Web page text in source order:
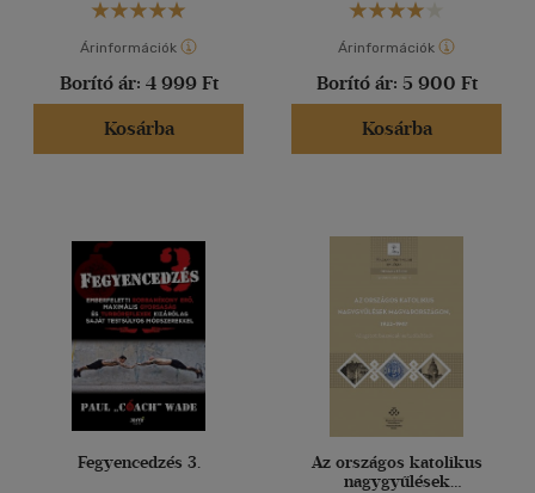
Árinformációk
Borító ár: 4 999 Ft
Kosárba
Árinformációk
Borító ár: 5 900 Ft
Kosárba
Fegyencedzés 3.
Az országos katolikus
nagygyűlések